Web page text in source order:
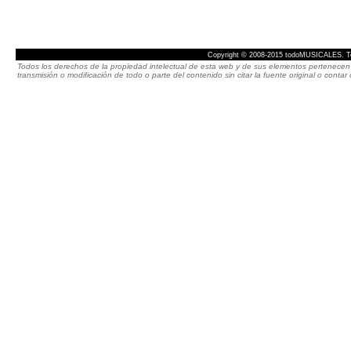
Copyright © 2008-2015 todoMUSICALES.
Todos los derechos de la propiedad intelectual de esta web y de sus elementos
transmisión o modificación de todo o parte del contenido sin citar la fuente original o